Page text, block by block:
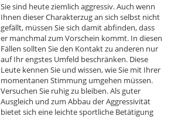
Sie sind heute ziemlich aggressiv. Auch wenn
Ihnen dieser Charakterzug an sich selbst nicht
gefällt, müssen Sie sich damit abfinden, dass
er manchmal zum Vorschein kommt. In diesen
Fällen sollten Sie den Kontakt zu anderen nur
auf Ihr engstes Umfeld beschränken. Diese
Leute kennen Sie und wissen, wie Sie mit Ihrer
momentanen Stimmung umgehen müssen.
Versuchen Sie ruhig zu bleiben. Als guter
Ausgleich und zum Abbau der Aggressivität
bietet sich eine leichte sportliche Betätigung